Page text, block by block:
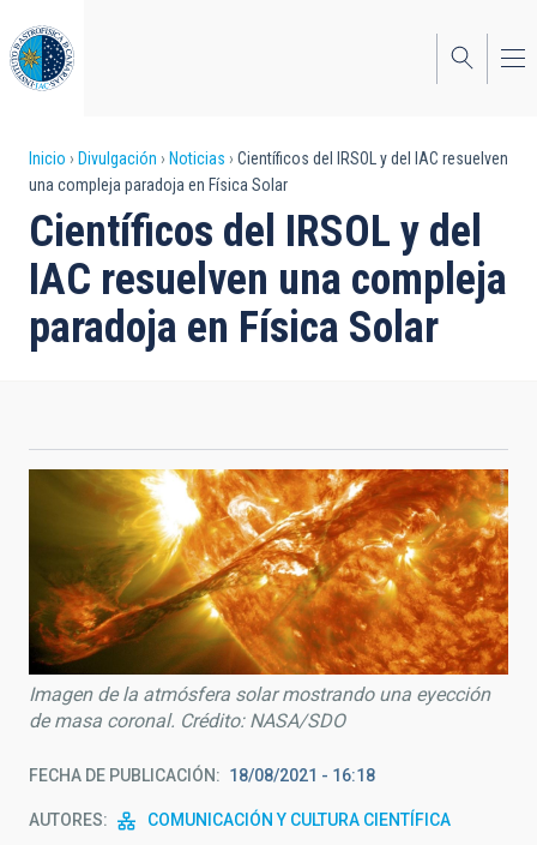
al
contenido
principal
Sobrescribir
enlaces
de
ayuda
a
Inicio Divulgación Noticias
Científicos del IRSOL y del IAC resuelven
una compleja paradoja en Física Solar
Científicos del IRSOL y del
IAC resuelven una compleja
paradoja en Física Solar
Imagen de la atmósfera solar mostrando una eyección
de masa coronal. Crédito: NASA/SDO
FECHA DE PUBLICACIÓN 18/08/2021 - 16:18
AUTORES COMUNICACIÓN Y CULTURA CIENTÍFICA